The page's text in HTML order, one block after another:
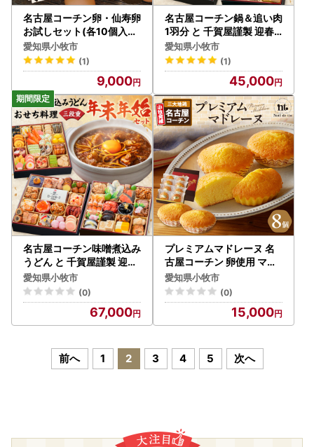
名古屋コーチン卵・仙寿卵
お試しセット(各10個入り
)良質卵 [006K02]
愛知県小牧市
(1)
9,000
名古屋コーチン鍋＆追い肉
1羽分 と 千賀屋謹製 迎春
おせち料理 和風三段重「
おもいやり」セット 3人前
全38品 冷蔵おせち料理 [0
愛知県小牧市
(1)
45,000
名古屋コーチン味噌煮込み
うどん と 千賀屋謹製 迎春
おせち料理 和風三段重「
おもてなし」セット 冷蔵
おせち料理 [035S14-C]
愛知県小牧市
(0)
67,000
プレミアムマドレーヌ 名
古屋コーチン 卵使用 マド
レーヌ 贅沢 上質 昔ながら
のマドレーヌ [092N04]
愛知県小牧市
(0)
15,000
前へ 1 2 3 4 5 次へ